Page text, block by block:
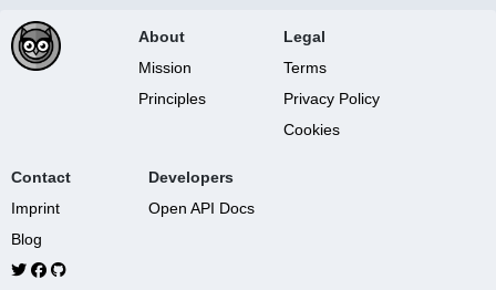
About
Mission
Principles
Legal
Terms
Privacy Policy
Cookies
Contact
Imprint
Blog
Developers
Open API Docs